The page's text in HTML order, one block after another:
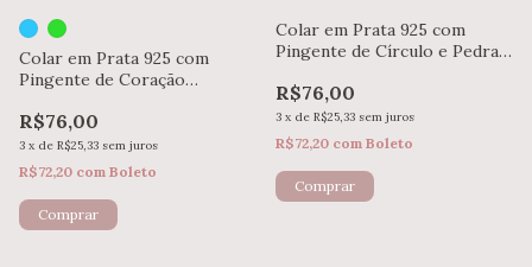
Colar em Prata 925 com
Pingente de Coração
R$76,00
3 x de R$25,33 sem juros
R$72,20 com Boleto
Comprar
Colar em Prata 925 com
Pingente de Círculo e Pedra
R$76,00
3 x de R$25,33 sem juros
R$72,20 com Boleto